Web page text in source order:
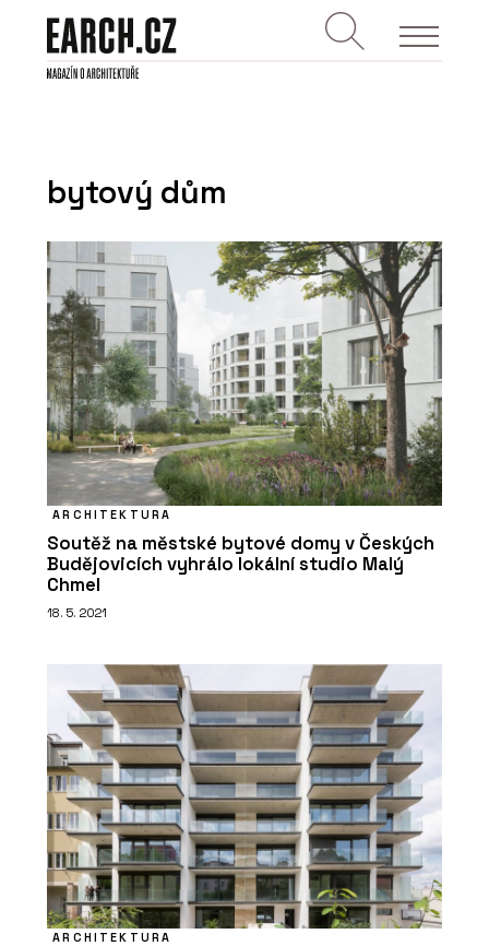
bytový dům
ARCHITEKTURA
Soutěž na městské bytové domy v Českých
Budějovicích vyhrálo lokální studio Malý
Chmel
18. 5. 2021
ARCHITEKTURA